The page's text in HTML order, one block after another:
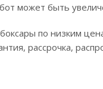
может быть
по низким
рассрочка,